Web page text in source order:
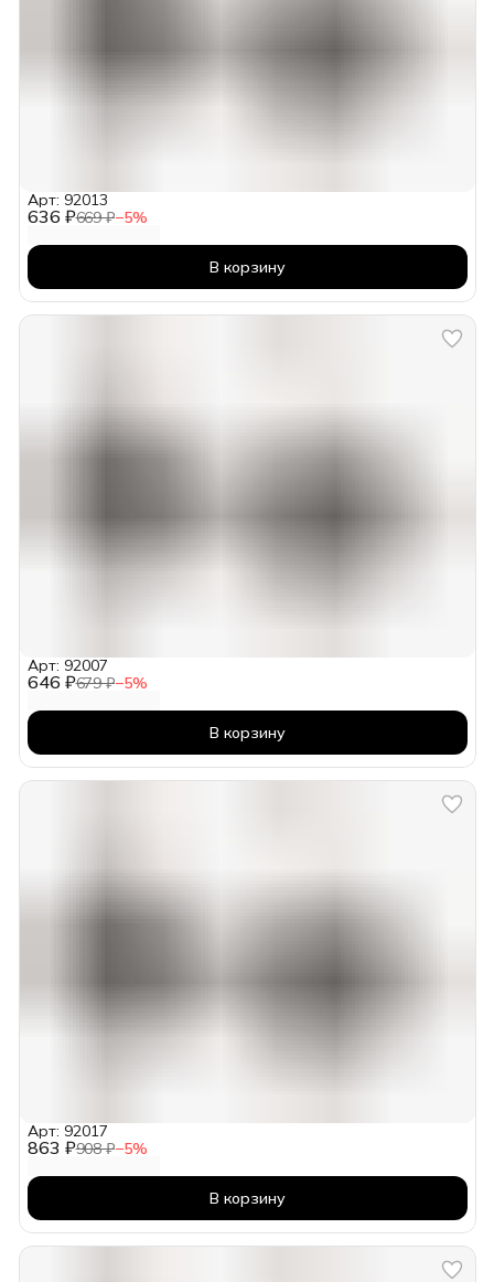
636 ₽669 ₽−5%
Арт: 92013
В корзину
646 ₽679 ₽−5%
Арт: 92007
В корзину
863 ₽908 ₽−5%
Арт: 92017
В корзину